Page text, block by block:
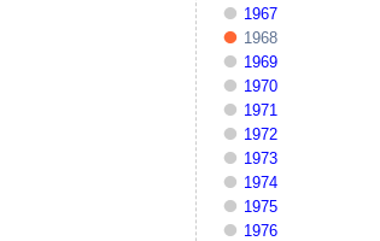
1967
1968
1969
1970
1971
1972
1973
1974
1975
1976